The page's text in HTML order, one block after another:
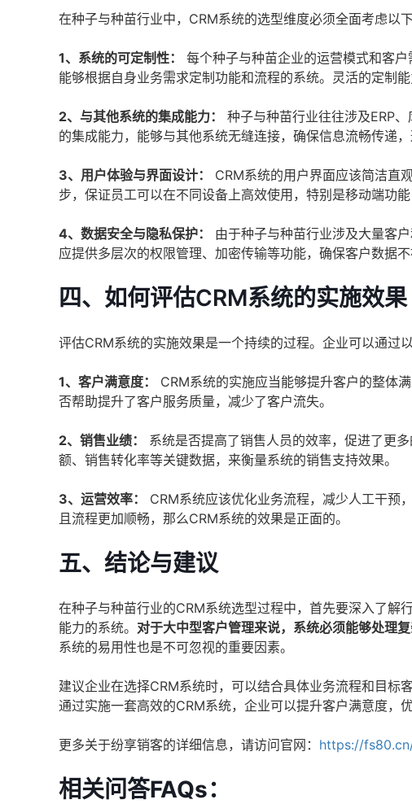
在种子与种苗行业中，CRM系统的选型维度必须全面考虑以下
1、系统的可定制性：
每个种子与种苗企业的运营模式和客
能够根据自身业务需求定制功能和流程的系统。灵活的定制
2、与其他系统的集成能力：
种子与种苗行业往往涉及ERP
的集成能力，能够与其他系统无缝连接，确保信息流畅传递，
3、用户体验与界面设计：
CRM系统的用户界面应该简洁直
步，保证员工可以在不同设备上高效使用，特别是移动端功
4、数据安全与隐私保护：
由于种子与种苗行业涉及大量客
应提供多层次的权限管理、加密传输等功能，确保客户数据不
四、如何评估CRM系统的实施效果
评估CRM系统的实施效果是一个持续的过程。企业可以通过
1、客户满意度：
CRM系统的实施应当能够提升客户的整体
否帮助提升了客户服务质量，减少了客户流失。
2、销售业绩：
系统是否提高了销售人员的效率，促进了更
额、销售转化率等关键数据，来衡量系统的销售支持效果。
3、运营效率：
CRM系统应该优化业务流程，减少人工干预
且流程更加顺畅，那么CRM系统的效果是正面的。
五、结论与建议
在种子与种苗行业的CRM系统选型过程中，首先要深入了解
能力的系统。 对于大中型客户管理来说，系统必须能够处理
系统的易用性也是不可忽视的重要因素。
建议企业在选择CRM系统时，可以结合具体业务流程和目标
通过实施一套高效的CRM系统，企业可以提升客户满意度，
更多关于纷享销客的详细信息，请访问官网： https://
相关问答FAQs：